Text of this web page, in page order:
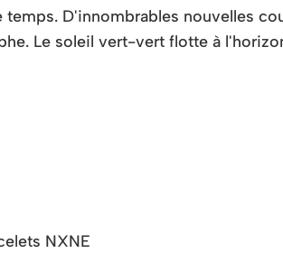
D'innombrables nouvelles
Le soleil vert-vert flotte à
NXNE